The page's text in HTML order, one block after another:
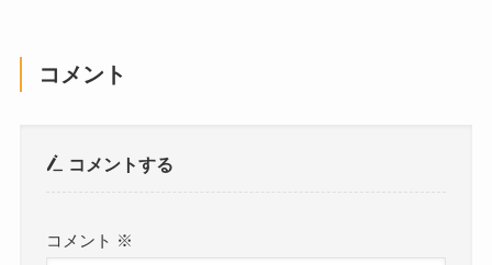
コメント
コメントする
コメント ※